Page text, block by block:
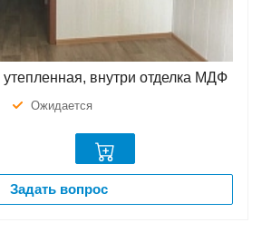
внутри отделка МДФ
Ожидается
Задать вопрос